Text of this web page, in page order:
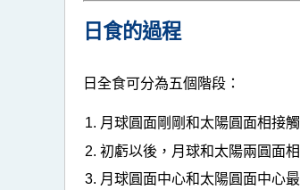
日食的過程
日全食可分為五個階段：
月球圓面剛剛和太陽圓面相接
初虧以後，月球和太陽兩圓面
月球圓面中心和太陽圓面中心